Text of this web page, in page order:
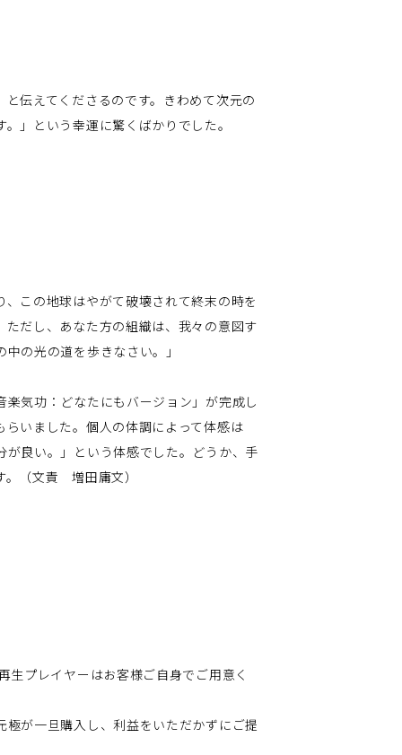
伝えてくださるのです。きわめて次元の
」という幸運に驚くばかりでした。
この地球はやがて破壊されて終末の時を
だし、あなた方の組織は、我々の意図す
の光の道を歩きなさい。」
気功：どなたにもバージョン」が完成し
いました。個人の体調によって体感は
良い。」という体感でした。どうか、手
。（文責 増田庸文）
プレイヤーはお客様ご自身でご用意く
が一旦購入し、利益をいただかずにご提